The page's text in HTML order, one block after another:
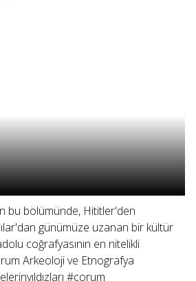
bu bölümünde, Hititler'den
günümüze uzanan bir kültür
coğrafyasının en nitelikli
Arkeoloji ve Etnografya
#çorum